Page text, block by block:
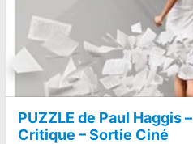
PUZZLE de Paul Haggis –
Critique – Sortie Ciné